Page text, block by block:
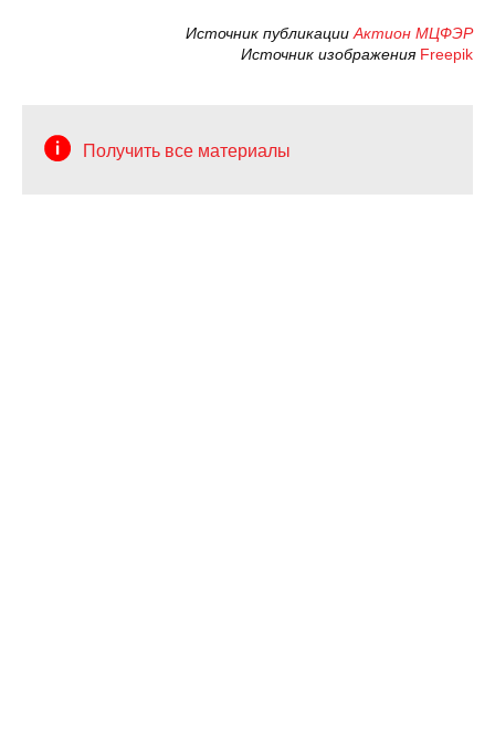
Источник публикации Актион МЦФЭР
Источник изображения Freepik
Получить все материалы